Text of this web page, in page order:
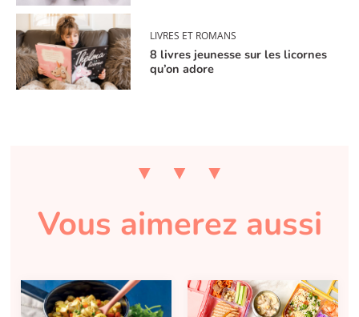
LIVRES ET ROMANS
8 livres jeunesse sur les licornes
qu’on adore
Vous aimerez aussi